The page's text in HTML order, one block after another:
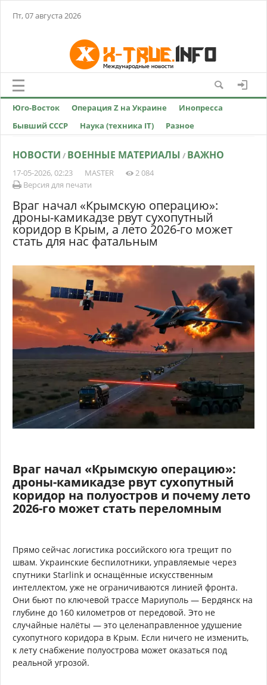
Пт, 07 августа 2026
Юго-Восток Операция Z на Украине
Инопресса
Бывший СССР
Наука (техника IT) Разное
НОВОСТИ / ВОЕННЫЕ МАТЕРИАЛЫ / ВАЖНО
17-05-2026, 02:23 MASTER
2 084
Версия для печати
Враг начал «Крымскую операцию»:
дроны-камикадзе рвут сухопутный
коридор в Крым, а лето 2026-го может
стать для нас фатальным
Враг начал «Крымскую операцию»:
дроны-камикадзе рвут сухопутный
коридор на полуостров и почему лето
2026-го может стать переломным
Прямо сейчас логистика российского юга трещит по
швам. Украинские беспилотники, управляемые через
спутники Starlink и оснащённые искусственным
интеллектом, уже не ограничиваются линией фронта.
Они бьют по ключевой трассе Мариуполь — Бердянск на
глубине до 160 километров от передовой. Это не
случайные налёты — это целенаправленное удушение
сухопутного коридора в Крым. Если ничего не изменить,
к лету снабжение полуострова может оказаться под
реальной угрозой.